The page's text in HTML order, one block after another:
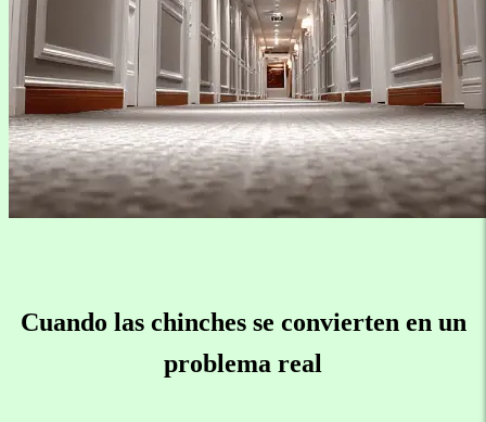
Cuando las chinches se convierten en un
problema real